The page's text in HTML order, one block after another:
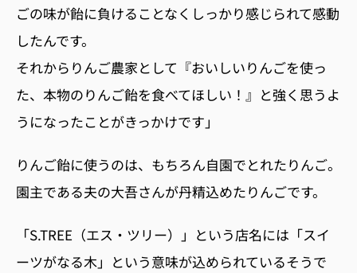
ごの味が飴に負けることなくしっかり感じられて感動
したんです。
それからりんご農家として『おいしいりんごを使っ
た、本物のりんご飴を食べてほしい！』と強く思うよ
うになったことがきっかけです」
りんご飴に使うのは、もちろん自園でとれたりんご。
園主である夫の大吾さんが丹精込めたりんごです。
「S.TREE（エス・ツリー）」という店名には「スイ
ーツがなる木」という意味が込められているそうで